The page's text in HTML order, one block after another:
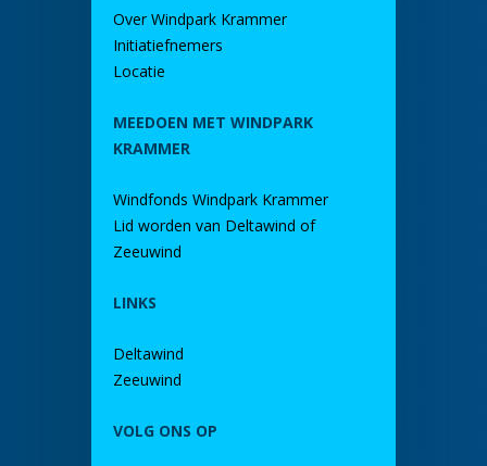
Over Windpark Krammer
Initiatiefnemers
Locatie
MEEDOEN MET WINDPARK
KRAMMER
Windfonds Windpark Krammer
Lid worden van Deltawind of
Zeeuwind
LINKS
Deltawind
Zeeuwind
VOLG ONS OP